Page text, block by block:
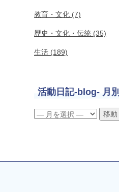
教育・文化 (7)
歴史・文化・伝統 (35)
生活 (189)
活動日記-blog- 月別